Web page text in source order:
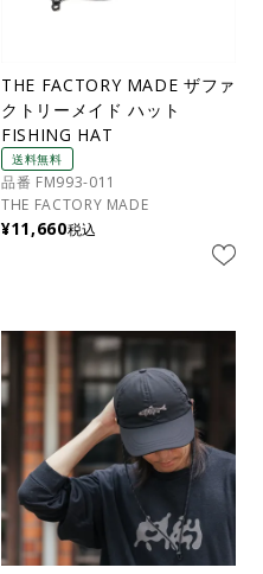
THE FACTORY MADE ザファ
クトリーメイド ハット
FISHING HAT
送料無料
品番 FM993-011
THE FACTORY MADE
¥11,660税込